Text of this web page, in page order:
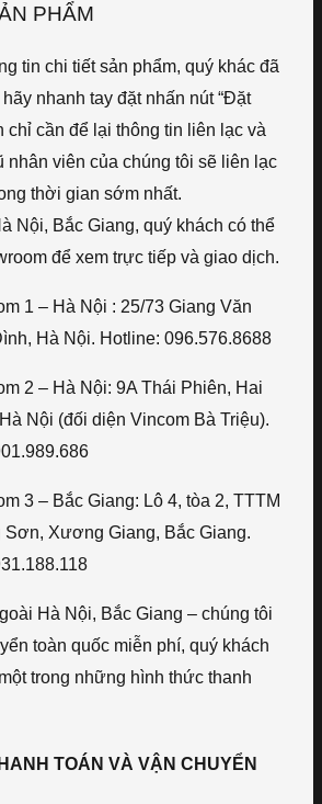
PHẨM
tin chi tiết sản phẩm, quý khác đã
nhanh tay đặt nhấn nút “Đặt
chỉ cần để lại thông tin liên lạc và
nhân viên của chúng tôi sẽ liên lạc
thời gian sớm nhất.
Nội, Bắc Giang, quý khách có thể
để xem trực tiếp và giao dịch.
1 – Hà Nội : 25/73 Giang Văn
Hà Nội. Hotline: 096.576.8688
2 – Hà Nội: 9A Thái Phiên, Hai
Nội (đối diện Vincom Bà Triệu).
3 – Bắc Giang: Lô 4, tòa 2, TTTM
Xương Giang, Bắc Giang.
Hà Nội, Bắc Giang – chúng tôi
toàn quốc miễn phí, quý khách
trong những hình thức thanh
TOÁN VÀ VẬN CHUYỂN